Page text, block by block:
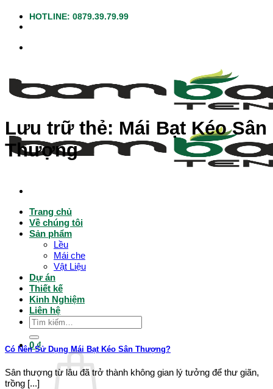
dung
HOTLINE: 0879.39.79.99
Trang chủ
Về chúng tôi
Sản phẩm
Lều
Mái che
Vật Liệu
Dự án
Thiết kế
Kinh Nghiệm
Liên hệ
Tìm
kiếm:
0₫
Lưu trữ thẻ: Mái Bạt Kéo Sân
Thượng
Có Nên Sử Dụng Mái Bạt Kéo Sân Thượng?
Sân thượng từ lâu đã trở thành không gian lý tưởng để thư giãn,
trồng [...]